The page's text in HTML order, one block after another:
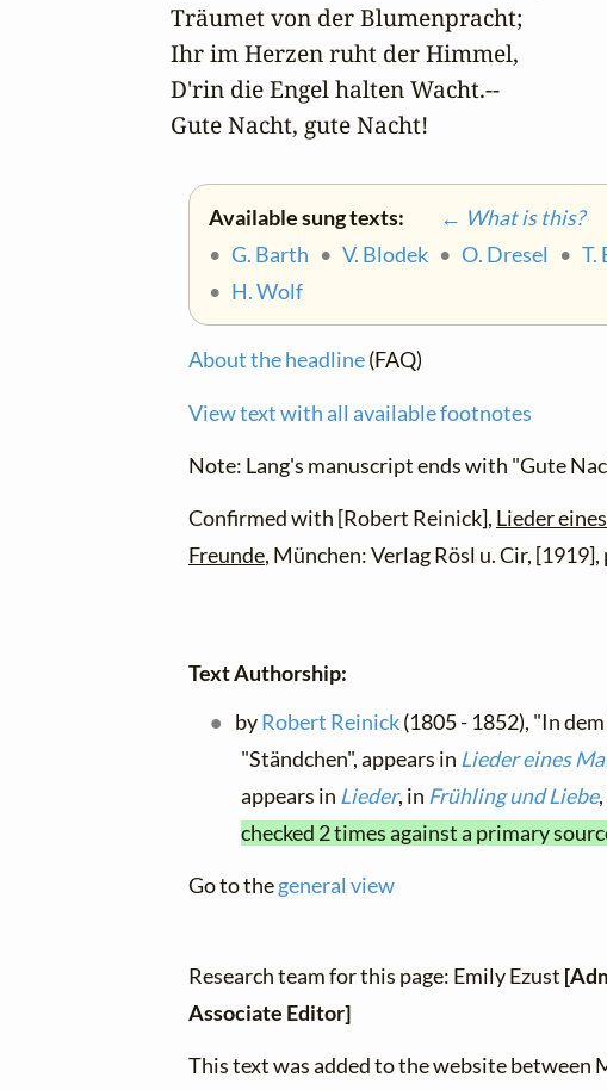
Träumet von der Blumenpracht;
Ihr im Herzen ruht der Himmel,
D'rin die Engel halten Wacht.--
Gute Nacht, gute Nacht!
Available sung texts:
← What is this?
• G. Barth • V. Blodek • O. Dresel • T.
• H. Wolf
About the headline(FAQ)
View text with all available footnotes
Note: Lang's manuscript ends with "Gute
Confirmed with [Robert Reinick], Lieder
Freunde, München: Verlag Rösl u. Cir, [1919],
Text Authorship:
byRobert Reinick(1805 - 1852), "In
"Ständchen", appears in Lieder eines
appears in Lieder, in Frühling und Liebe
checked 2 times against a primary
Go to thegeneral view
Research team for this page: Emily Ezust
Associate Editor]
This text was added to the website between